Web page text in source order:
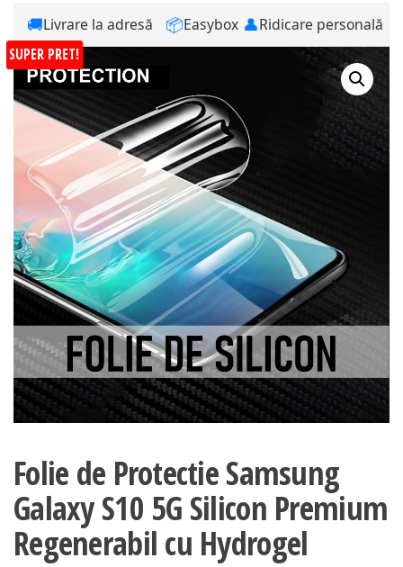
🚚Livrare la adresă 📦Easybox 👤Ridicare personală
SUPER PRET!
Folie de Protectie Samsung
Galaxy S10 5G Silicon Premium
Regenerabil cu Hydrogel